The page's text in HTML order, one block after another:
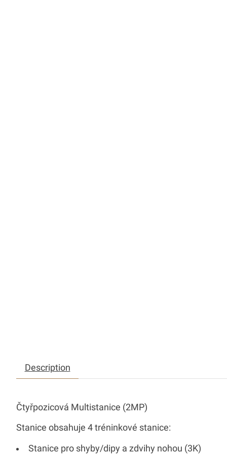
Description
Čtyřpozicová Multistanice (2MP)
Stanice obsahuje 4 tréninkové stanice:
Stanice pro shyby/dipy a zdvihy nohou (3K)